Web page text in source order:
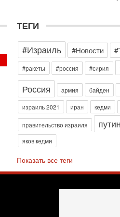
ТЕГИ
#Израиль
#Новости
#ракеты #россия #сирия
Россия армия байден
израиль 2021 иран кедми
правительство израиля путин
яков кедми
Показать все теги